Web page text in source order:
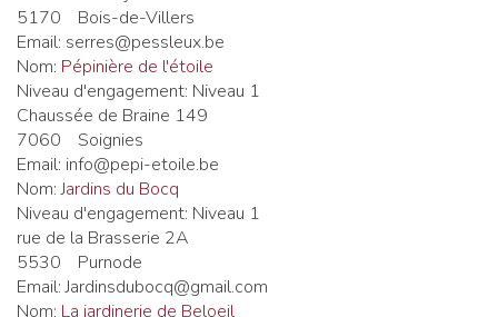
5170
Bois-de-Villers
Email: serres@pessleux.be
Nom: Pépinière de l'étoile
Niveau d'engagement: Niveau 1
Chaussée de Braine 149
7060
Soignies
Email: info@pepi-etoile.be
Nom:Jardins du Bocq
Niveau d'engagement: Niveau 1
rue de la Brasserie 2A
5530
Purnode
Email:Jardinsdubocq@gmail.com
Nom: La jardinerie de Beloeil